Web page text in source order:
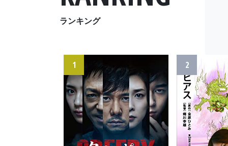
ランキング
1 2